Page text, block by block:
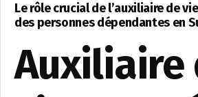
Le rôle crucial de l’auxiliaire de
des personnes dépendantes en
Auxiliaire